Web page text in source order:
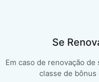
Se
Em caso de renovação
classe de bônus